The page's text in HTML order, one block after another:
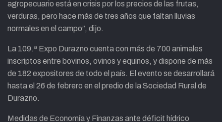
agropecuario está en crisis por los precios de las frutas,
verduras, pero hace más de tres años que faltan lluvias
normales en el campo”, dijo.
La 109.ª Expo Durazno cuenta con más de 700 animales
inscriptos entre bovinos, ovinos y equinos, y dispone de más
de 182 expositores de todo el país. El evento se desarrollará
hasta el 26 de febrero en el predio de la Sociedad Rural de
Durazno.
Medidas de Economía y Finanzas ante déficit hídrico